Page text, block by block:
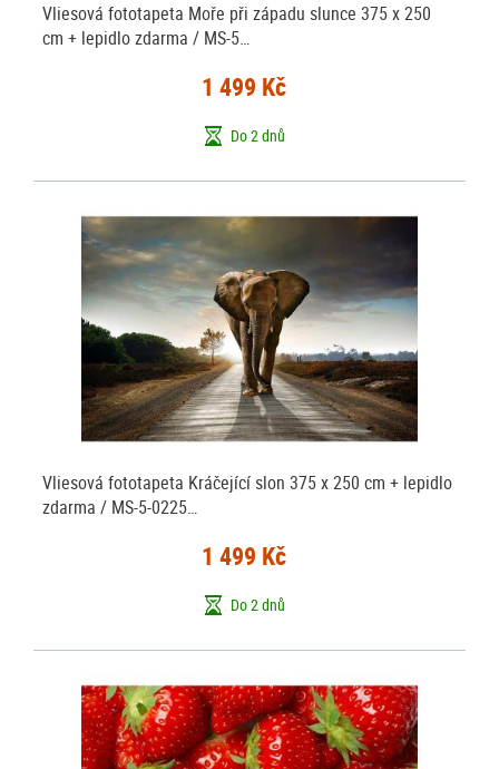
Vliesová fototapeta Moře při západu slunce 375 x 250
cm + lepidlo zdarma / MS-5…
1 499 Kč
Do 2 dnů
Vliesová fototapeta Kráčející slon 375 x 250 cm + lepidlo
zdarma / MS-5-0225…
1 499 Kč
Do 2 dnů